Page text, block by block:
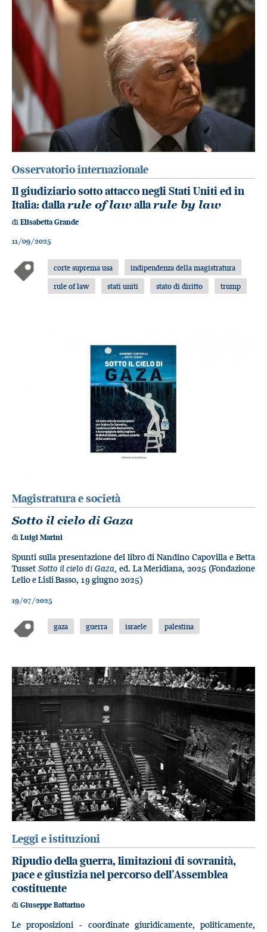
Osservatorio internazionale
Il giudiziario sotto attacco negli Stati Uniti ed in
Italia: dallarule of lawallarule by law
di Elisabetta Grande
11/09/2025
corte suprema usa
indipendenza della magistratura
rule of law
stati uniti stato di diritto trump
Magistratura e società
Sotto il cielo di Gaza
di Luigi Marini
Spunti sulla presentazione del libro di Nandino Capovilla e Betta
Tusset Sotto il cielo di Gaza, ed. La Meridiana, 2025 (Fondazione
Lelio e Lisli Basso, 19 giugno 2025)
19/07/2025
gaza guerra israele palestina
Leggi e istituzioni
Ripudio della guerra, limitazioni di sovranità,
pace e giustizia nel percorso dell’Assemblea
costituente
di Giuseppe Battarino
Le proposizioni - coordinate giuridicamente, politicamente,